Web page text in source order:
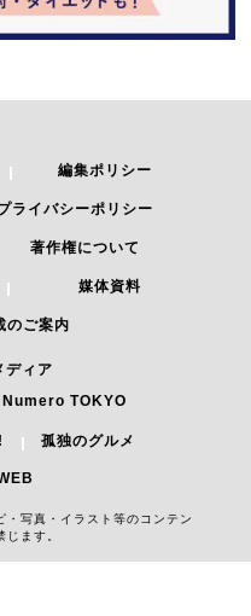
編集ポリシー
ライバシーポリシー
著作権について
媒体資料
のご案内
ディア
Numero TOKYO
孤独のグルメ
写真・イラスト等のコンテン
じます。